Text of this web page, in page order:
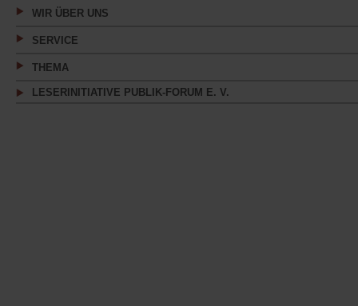
WIR ÜBER UNS
SERVICE
THEMA
LESERINITIATIVE PUBLIK-FORUM E. V.